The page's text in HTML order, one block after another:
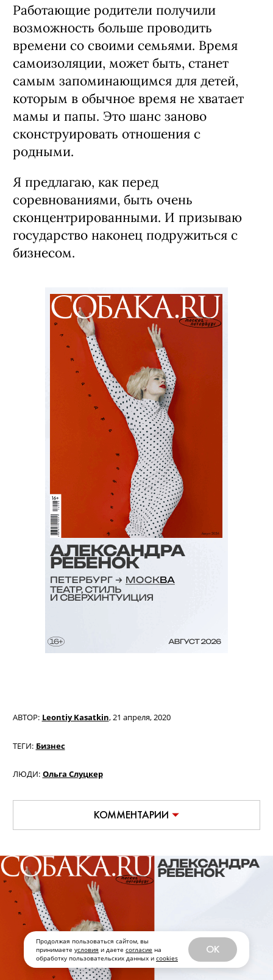
Продолжая пользоваться сайтом, вы
принимаете условия и даете согласие на
обработку пользовательских данных и cookies
OK
Работающие родители получили
возможность больше проводить
времени со своими семьями. Время
самоизоляции, может быть, станет
самым запоминающимся для детей,
которым в обычное время не хватает
мамы и папы. Это шанс заново
сконструировать отношения с
родными.
Я предлагаю, как перед
соревнованиями, быть очень
сконцентрированными. И призываю
государство наконец подружиться с
бизнесом.
АВТОР: Leontiy Kasatkin,21 апреля, 2020
ТЕГИ: Бизнес
ЛЮДИ: Ольга Слуцкер
КОММЕНТАРИИ